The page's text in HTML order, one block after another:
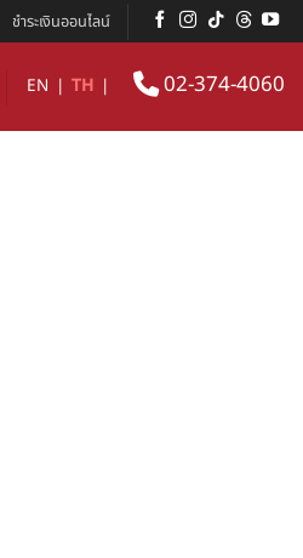
ชำระเงินออนไลน์
EN | TH | 02-374-4060